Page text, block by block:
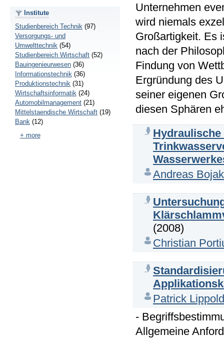
Institute
Studienbereich Technik (97)
Versorgungs- und
Umwelttechnik (54)
Studienbereich Wirtschaft (52)
Bauingenieurwesen (36)
Informationstechnik (36)
Produktionstechnik (31)
Wirtschaftsinformatik (24)
Automobilmanagement (21)
Mittelstaendische Wirtschaft (19)
Bank (12)
+ more
Unternehmen
wird niemals
Großartigkeit. Es
nach der
Findung von
Ergründung des
seiner eigenen
diesen Sphären
Andreas
(2008)
Christian
Patrick Lippold
-
Allgemeine